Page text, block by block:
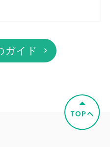
ガイド